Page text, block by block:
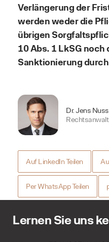
Verlängerung der
werden weder die
übrigen
10 Abs. 1 LkSG
Sanktionierung
Dr. Jens
Auf LinkedIn Teilen
Per WhatsApp Teilen
Lernen Sie uns